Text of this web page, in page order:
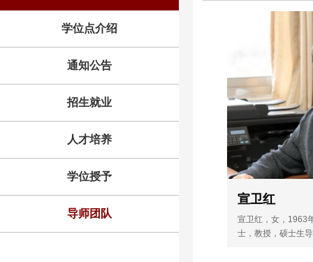
学位点介绍
通知公告
招生就业
人才培养
学位授予
导师团队
宣卫红
宣卫红，女，1963
士，教授，硕士生